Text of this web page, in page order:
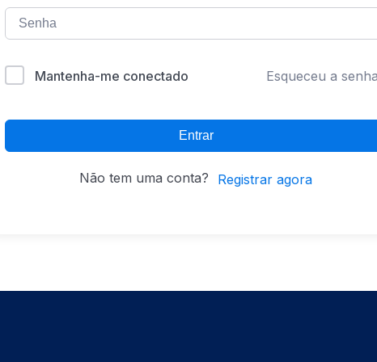
Mantenha-me conectado Esqueceu a
Entrar
Não tem uma conta? Registrar agora